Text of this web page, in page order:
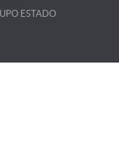
ESTADO